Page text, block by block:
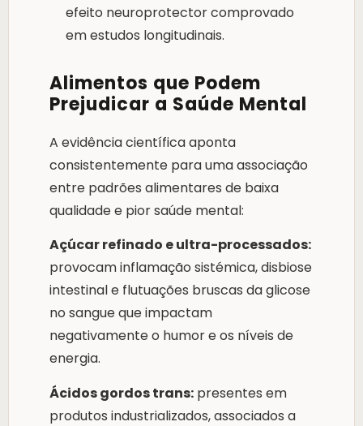
efeito neuroprotector comprovado
em estudos longitudinais.
Alimentos que Podem
Prejudicar a Saúde Mental
A evidência científica aponta
consistentemente para uma associação
entre padrões alimentares de baixa
qualidade e pior saúde mental:
Açúcar refinado e ultra-processados:
provocam inflamação sistémica, disbiose
intestinal e flutuações bruscas da glicose
no sangue que impactam
negativamente o humor e os níveis de
energia.
Ácidos gordos trans: presentes em
produtos industrializados, associados a